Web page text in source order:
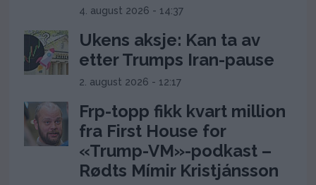
4. august 2026 - 14:37
Ukens aksje: Kan ta av
etter Trumps Iran-pause
2. august 2026 - 12:17
Frp-topp fikk kvart million
fra First House for
«Trump-VM»-podkast –
Rødts Mímir Kristjánsson